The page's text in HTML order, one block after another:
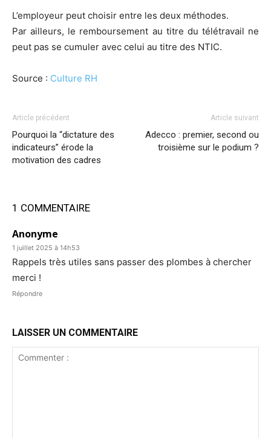
L’employeur peut choisir entre les deux méthodes.
Par ailleurs, le remboursement au titre du télétravail ne
peut pas se cumuler avec celui au titre des NTIC.
Source : Culture RH
Article précédent
Pourquoi la “dictature des
indicateurs” érode la
motivation des cadres
Article suivant
Adecco : premier, second ou
troisième sur le podium ?
1 COMMENTAIRE
Anonyme
1 juillet 2025 à 14h53
Rappels très utiles sans passer des plombes à chercher
merci !
Répondre
LAISSER UN COMMENTAIRE